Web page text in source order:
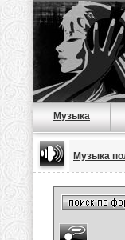
Музыка
Музыка